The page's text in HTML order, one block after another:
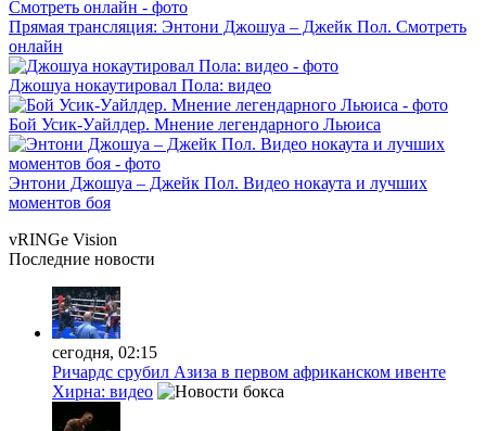
Прямая трансляция: Энтони Джошуа – Джейк Пол. Смотреть
онлайн
Джошуа нокаутировал Пола: видео
Бой Усик-Уайлдер. Мнение легендарного Льюиса
Энтони Джошуа – Джейк Пол. Видео нокаута и лучших
моментов боя
vRINGe Vision
Последние новости
сегодня, 02:15
Ричардс срубил Азиза в первом африканском ивенте
Хирна: видео